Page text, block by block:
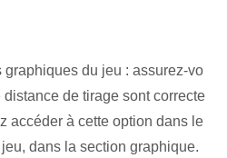
graphiques du jeu : assurez-vo
de tirage sont correcte
accéder à cette option dans le
dans la section graphique.